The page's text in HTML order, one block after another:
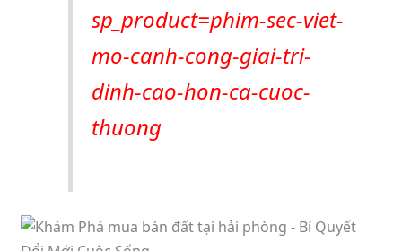
sp_product=phim-sec-viet-
mo-canh-cong-giai-tri-
dinh-cao-hon-ca-cuoc-
thuong